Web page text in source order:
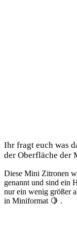
Ihr fragt euch was
der Oberfläche der
Diese Mini Zitronen
genannt und sind ein
nur ein wenig größer
in Miniformat 🍋 .